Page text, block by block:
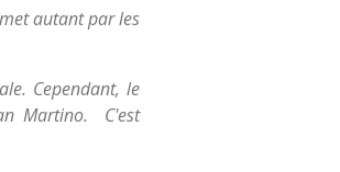
autant par les
Cependant, le
Martino. C'est